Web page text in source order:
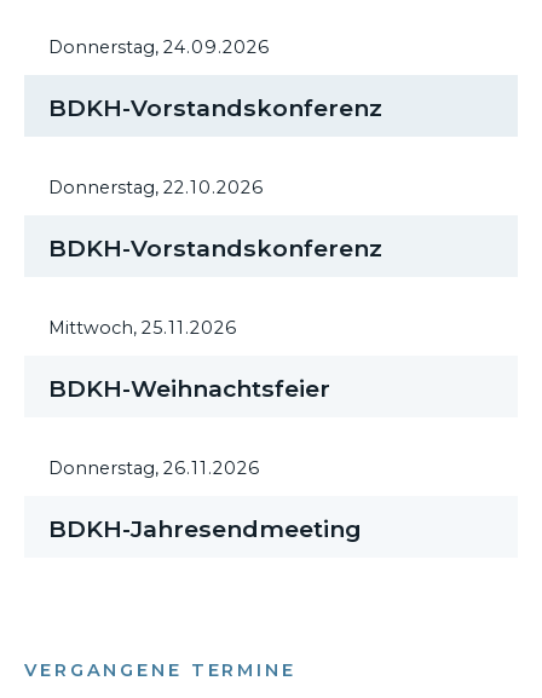
Donnerstag, 24.09.2026
BDKH-Vorstandskonferenz
Donnerstag, 22.10.2026
BDKH-Vorstandskonferenz
Mittwoch, 25.11.2026
BDKH-Weihnachtsfeier
Donnerstag, 26.11.2026
BDKH-Jahresendmeeting
VERGANGENE TERMINE